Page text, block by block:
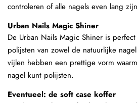
controleren of alle nagels even lang
Urban Nails Magic Shiner
De Urban Nails Magic Shiner is
polijsten van zowel de natuurlijke
vijlen hebben een prettige vorm
nagel kunt polijsten.
Eventueel: de soft case koffer